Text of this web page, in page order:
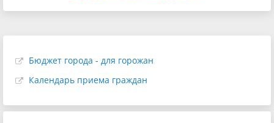
Бюджет города - для горожан
Календарь приема граждан